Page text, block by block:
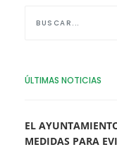
ÚLTIMAS NOTICIAS
EL
MEDIDAS PARA